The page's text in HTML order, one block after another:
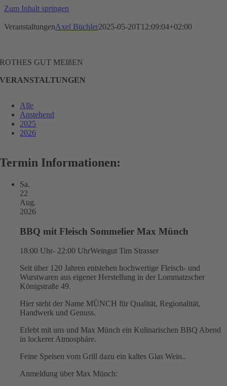
Zum Inhalt springen
VeranstaltungenAxel Büchler2025-05-20T12:09:04+02:00
ROTHES GUT MEIßEN
VERANSTALTUNGEN
Alle
Anstehend
2025
2026
Termin Informationen:
Sa.
22
Aug.
2026
BBQ mit Fleisch Sommelier Max Münch
18:00 Uhr- 22:00 UhrWeingut Tim Strasser
Seit über 120 Jahren entstehen hochwertige Fleisch- und
Wurstwaren aus eigener Herstellung in der Lommatzscher
Königstraße 49.
Hier steht der Name MÜNCH für Qualität, Regionalität,
Handwerk und Genuss.
Erlebt mit uns und Max Münch ein Kulinarischen BBQ Abend
in lockerer Atmosphäre.
Feine Speisen vom Grill dazu ein kaltes Glas Wein..
Anmeldung über Max Münch: